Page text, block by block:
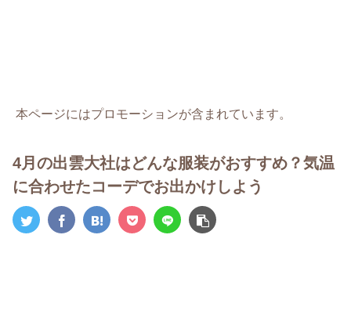
本ページにはプロモーションが含まれています。
4月の出雲大社はどんな服装がおすすめ？気温
に合わせたコーデでお出かけしよう